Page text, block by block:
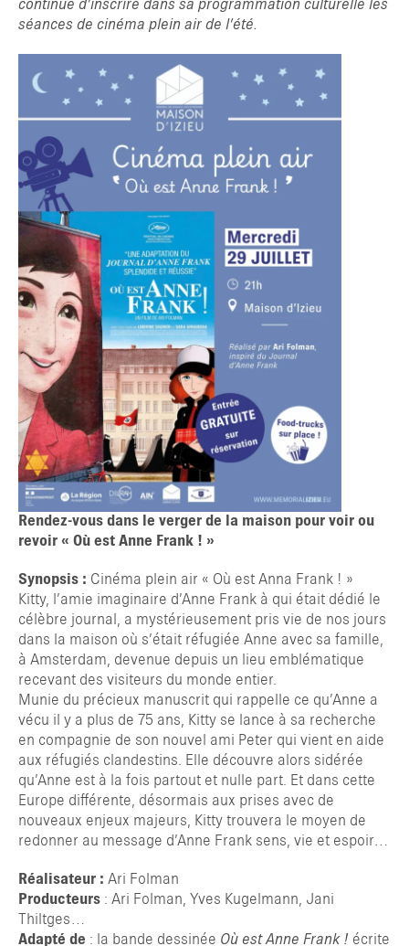
continue d’inscrire dans sa programmation culturelle les
séances de cinéma plein air de l’été.
Rendez-vous dans le verger de la maison pour voir ou
revoir « Où est Anne Frank ! »
Synopsis : Cinéma plein air « Où est Anna Frank ! »
Kitty, l’amie imaginaire d’Anne Frank à qui était dédié le
célèbre journal, a mystérieusement pris vie de nos jours
dans la maison où s’était réfugiée Anne avec sa famille,
à Amsterdam, devenue depuis un lieu emblématique
recevant des visiteurs du monde entier.
Munie du précieux manuscrit qui rappelle ce qu’Anne a
vécu il y a plus de 75 ans, Kitty se lance à sa recherche
en compagnie de son nouvel ami Peter qui vient en aide
aux réfugiés clandestins. Elle découvre alors sidérée
qu’Anne est à la fois partout et nulle part. Et dans cette
Europe différente, désormais aux prises avec de
nouveaux enjeux majeurs, Kitty trouvera le moyen de
redonner au message d’Anne Frank sens, vie et espoir…
Réalisateur : Ari Folman
Producteurs : Ari Folman, Yves Kugelmann, Jani
Thiltges…
Adapté de : la bande dessinée Où est Anne Frank ! écrite